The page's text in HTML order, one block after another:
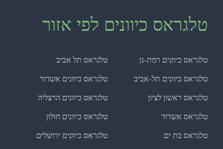
טלגראס כיוונים לפי אזור
טלגראס תל אביב
טלגראס כיוונים אשדוד
טלגראס כיוונים הרצליה
טלגראס כיוונים חולון
טלגראס כיוונים ירושלים
טלגראס כיוונים רמת-גן
טלגראס כיוונים תל-אביב
טלגראס ראשון לציון
טלגראס אשדוד
טלגראס בת ים